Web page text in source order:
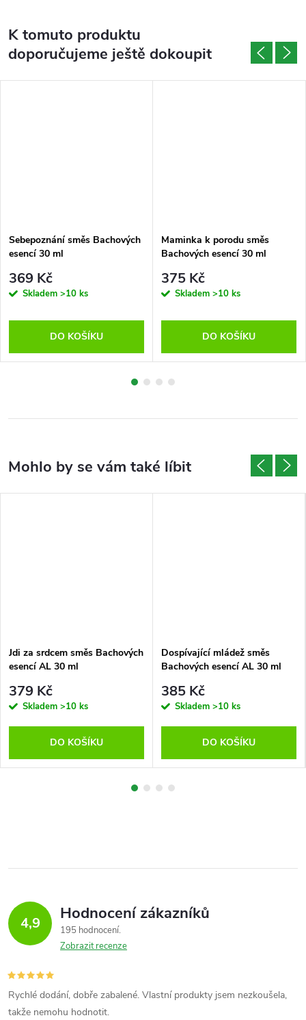
K tomuto produktu
doporučujeme ještě dokoupit
Sebepoznání směs Bachových
esencí 30 ml
369 Kč
Skladem >10 ks
DO KOŠÍKU
Maminka k porodu směs
Bachových esencí 30 ml
375 Kč
Skladem >10 ks
DO KOŠÍKU
Jdi za srdcem směs Bachových
esencí AL 30 ml
379 Kč
Skladem >10 ks
DO KOŠÍKU
Dospívající mládež směs
Bachových esencí AL 30 ml
385 Kč
Skladem >10 ks
DO KOŠÍKU
4,9 Hodnocení zákazníků
195 hodnocení
Zobrazit recenze
Rychlé dodání, dobře zabalené. Vlastní produkty jsem nezkoušela,
takže nemohu hodnotit.